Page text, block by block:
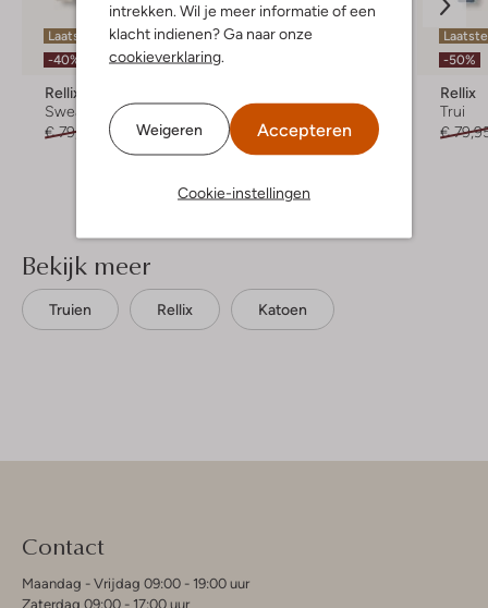
intrekken. Wil je meer informatie of een
klacht indienen? Ga naar onze
cookieverklaring.
Weigeren Accepteren
Cookie-instellingen
Laatste item
-40%
Rellix
Sweater
€ 79,99
€ 47,99
Laatste item
Trui
€ 69,99 € 34,99
-50%
Rellix
Trui
€
Bekijk meer
Truien Rellix Katoen
Contact
Maandag - Vrijdag 09:00 - 19:00 uur
Zaterdag 09:00 - 17:00 uur